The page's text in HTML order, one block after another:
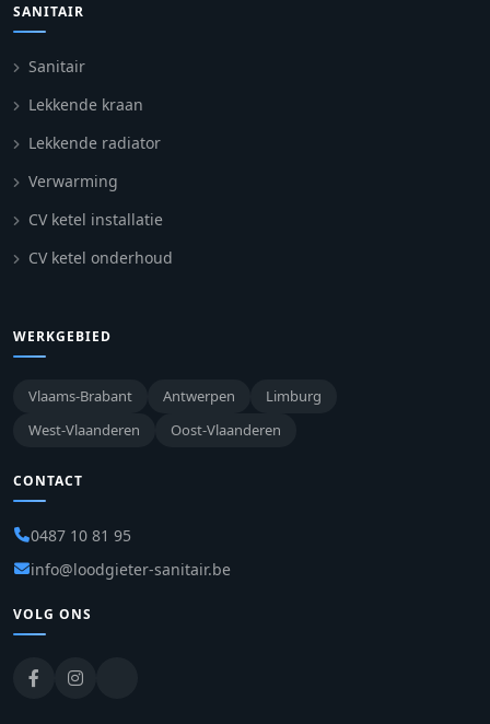
SANITAIR
Sanitair
Lekkende kraan
Lekkende radiator
Verwarming
CV ketel installatie
CV ketel onderhoud
WERKGEBIED
Vlaams-Brabant Antwerpen
Limburg
West-Vlaanderen
Oost-Vlaanderen
CONTACT
0487 10 81 95
info@loodgieter-sanitair.be
VOLG ONS